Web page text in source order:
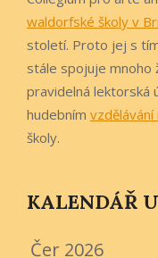
waldorfské školy v
století. Proto jej s
stále spojuje mnoho
pravidelná lektorská
hudebním
školy.
KALENDÁŘ